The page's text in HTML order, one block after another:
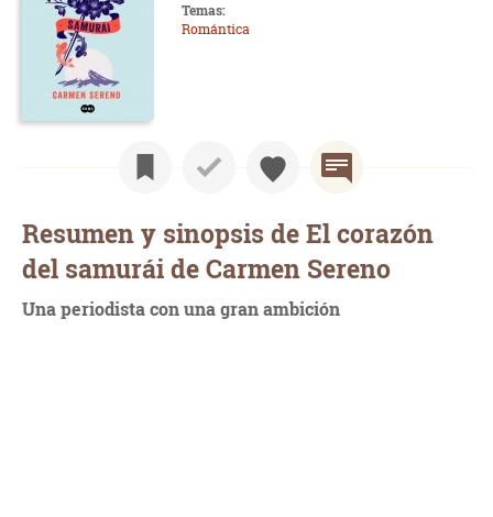
Temas:
Romántica
Resumen y sinopsis de El corazón
del samurái de Carmen Sereno
Una periodista con una gran ambición